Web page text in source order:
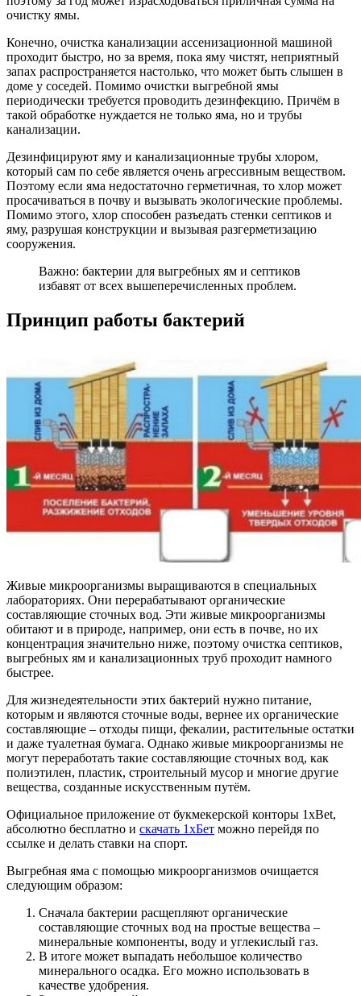
очистку ямы.
Конечно, очистка канализации ассенизационной машиной
проходит быстро, но за время, пока яму чистят, неприятный
запах распространяется настолько, что может быть слышен в
доме у соседей. Помимо очистки выгребной ямы
периодически требуется проводить дезинфекцию. Причём в
такой обработке нуждается не только яма, но и трубы
канализации.
Дезинфицируют яму и канализационные трубы хлором,
который сам по себе является очень агрессивным веществом.
Поэтому если яма недостаточно герметичная, то хлор может
просачиваться в почву и вызывать экологические проблемы.
Помимо этого, хлор способен разъедать стенки септиков и
яму, разрушая конструкции и вызывая разгерметизацию
сооружения.
Важно: бактерии для выгребных ям и септиков
избавят от всех вышеперечисленных проблем.
Принцип работы бактерий
Живые микроорганизмы выращиваются в специальных
лабораториях. Они перерабатывают органические
составляющие сточных вод. Эти живые микроорганизмы
обитают и в природе, например, они есть в почве, но их
концентрация значительно ниже, поэтому очистка септиков,
выгребных ям и канализационных труб проходит намного
быстрее.
Для жизнедеятельности этих бактерий нужно питание,
которым и являются сточные воды, вернее их органические
составляющие – отходы пищи, фекалии, растительные остатки
и даже туалетная бумага. Однако живые микроорганизмы не
могут переработать такие составляющие сточных вод, как
полиэтилен, пластик, строительный мусор и многие другие
вещества, созданные искусственным путём.
Официальное приложение от букмекерской конторы 1xBet,
абсолютно бесплатно и скачать 1хБет можно перейдя по
ссылке и делать ставки на спорт.
Выгребная яма с помощью микроорганизмов очищается
следующим образом:
Сначала бактерии расщепляют органические
составляющие сточных вод на простые вещества –
минеральные компоненты, воду и углекислый газ.
В итоге может выпадать небольшое количество
минерального осадка. Его можно использовать в
качестве удобрения.